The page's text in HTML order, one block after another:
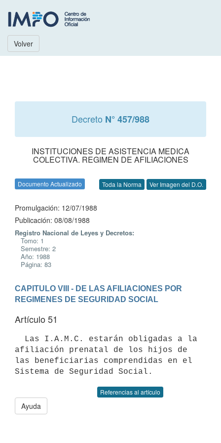
Volver
Decreto N° 457/988
INSTITUCIONES DE ASISTENCIA MEDICA
COLECTIVA. REGIMEN DE AFILIACIONES
Documento Actualizado Toda la Norma Ver Imagen del D.O.
Promulgación: 12/07/1988
Publicación: 08/08/1988
Registro Nacional de Leyes y Decretos:
Tomo: 1
Semestre: 2
Año: 1988
Página: 83
CAPITULO VIII - DE LAS AFILIACIONES POR
REGIMENES DE SEGURIDAD SOCIAL
Artículo 51
afiliación prenatal de los hijos de
las beneficiarias comprendidas en el
Referencias al artículo
Ayuda